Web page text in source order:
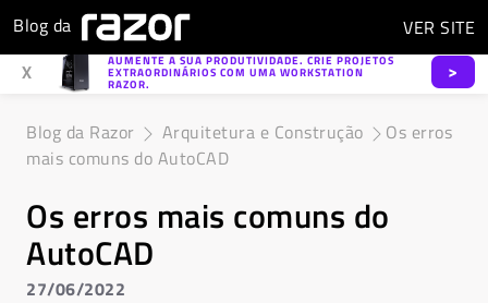
Blog da VER SITE
X
AUMENTE A SUA PRODUTIVIDADE. CRIE PROJETOS
EXTRAORDINÁRIOS COM UMA WORKSTATION
RAZOR. >
Blog da Razor Arquitetura e Construção
Os erros
mais comuns do AutoCAD
Os erros mais comuns do
AutoCAD
27/06/2022